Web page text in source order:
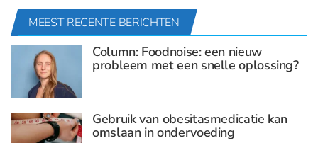
MEEST RECENTE BERICHTEN
Column: Foodnoise: een nieuw
probleem met een snelle oplossing?
Gebruik van obesitasmedicatie kan
omslaan in ondervoeding